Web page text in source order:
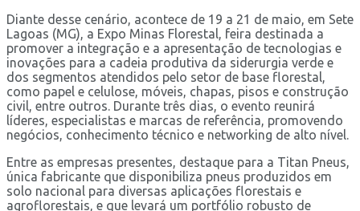
Diante desse cenário, acontece de 19 a 21 de maio, em Sete
Lagoas (MG), a Expo Minas Florestal, feira destinada a
promover a integração e a apresentação de tecnologias e
inovações para a cadeia produtiva da siderurgia verde e
dos segmentos atendidos pelo setor de base florestal,
como papel e celulose, móveis, chapas, pisos e construção
civil, entre outros. Durante três dias, o evento reunirá
líderes, especialistas e marcas de referência, promovendo
negócios, conhecimento técnico e networking de alto nível.
Entre as empresas presentes, destaque para a Titan Pneus,
única fabricante que disponibiliza pneus produzidos em
solo nacional para diversas aplicações florestais e
agroflorestais, e que levará um portfólio robusto de